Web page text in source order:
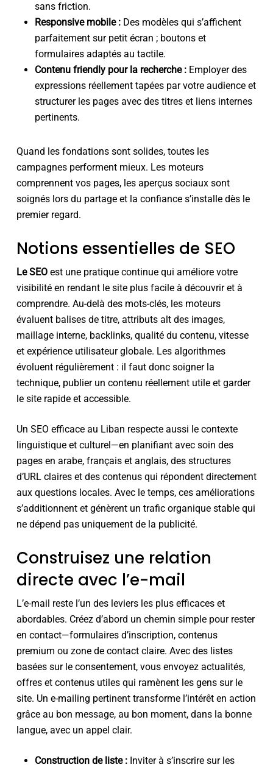
sans friction.
Responsive mobile :Des modèles qui s’affichent
parfaitement sur petit écran ; boutons et
formulaires adaptés au tactile.
Contenu friendly pour la recherche :Employer des
expressions réellement tapées par votre audience et
structurer les pages avec des titres et liens internes
pertinents.
Quand les fondations sont solides, toutes les
campagnes performent mieux. Les moteurs
comprennent vos pages, les aperçus sociaux sont
soignés lors du partage et la confiance s’installe dès le
premier regard.
Notions essentielles de SEO
Le SEOest une pratique continue qui améliore votre
visibilité en rendant le site plus facile à découvrir et à
comprendre. Au-delà des mots-clés, les moteurs
évaluent balises de titre, attributs alt des images,
maillage interne, backlinks, qualité du contenu, vitesse
et expérience utilisateur globale. Les algorithmes
évoluent régulièrement : il faut donc soigner la
technique, publier un contenu réellement utile et garder
le site rapide et accessible.
Un SEO efficace au Liban respecte aussi le contexte
linguistique et culturel—en planifiant avec soin des
pages en arabe, français et anglais, des structures
d’URL claires et des contenus qui répondent directement
aux questions locales. Avec le temps, ces améliorations
s’additionnent et génèrent un trafic organique stable qui
ne dépend pas uniquement de la publicité.
Construisez une relation
directe avec l’e-mail
L’e-mail reste l’un des leviers les plus efficaces et
abordables. Créez d’abord un chemin simple pour rester
en contact—formulaires d’inscription, contenus
premium ou zone de contact claire. Avec des listes
basées sur le consentement, vous envoyez actualités,
offres et contenus utiles qui ramènent les gens sur le
site. Un e-mailing pertinent transforme l’intérêt en action
grâce au bon message, au bon moment, dans la bonne
langue, avec un appel clair.
Construction de liste :Inviter à s’inscrire sur les